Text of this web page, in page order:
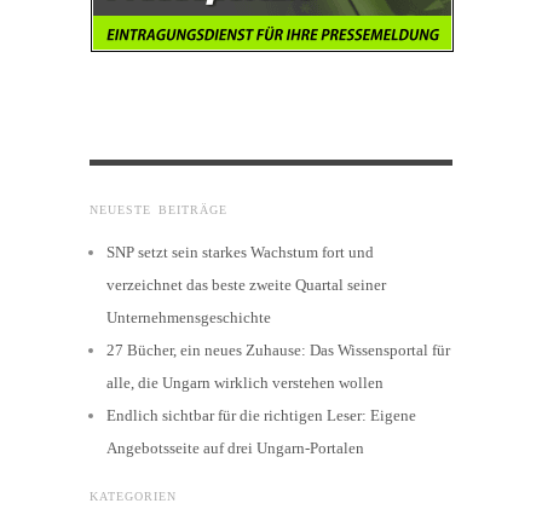
NEUESTE BEITRÄGE
SNP setzt sein starkes Wachstum fort und
verzeichnet das beste zweite Quartal seiner
Unternehmensgeschichte
27 Bücher, ein neues Zuhause: Das Wissensportal für
alle, die Ungarn wirklich verstehen wollen
Endlich sichtbar für die richtigen Leser: Eigene
Angebotsseite auf drei Ungarn-Portalen
KATEGORIEN